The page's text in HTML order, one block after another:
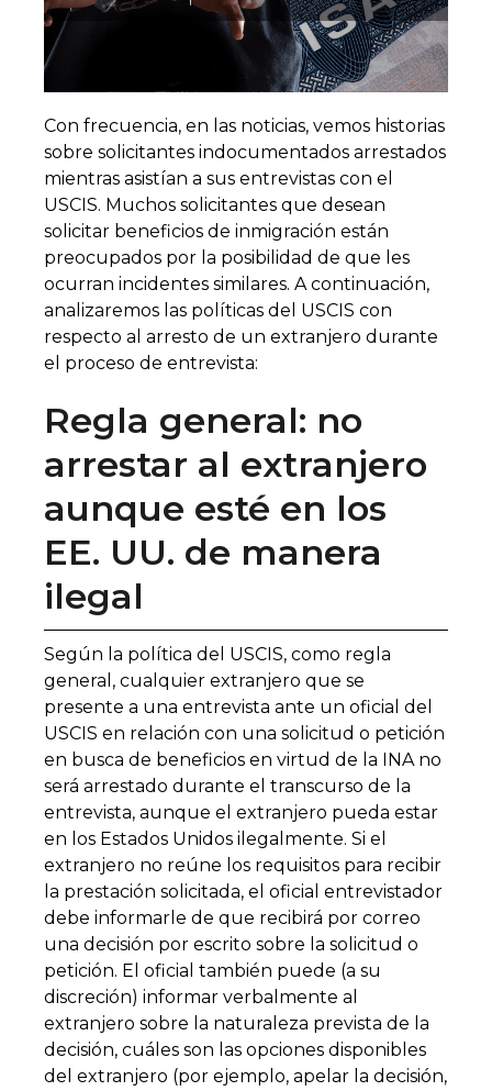
Con frecuencia, en las noticias, vemos historias
sobre solicitantes indocumentados arrestados
mientras asistían a sus entrevistas con el
USCIS. Muchos solicitantes que desean
solicitar beneficios de inmigración están
preocupados por la posibilidad de que les
ocurran incidentes similares. A continuación,
analizaremos las políticas del USCIS con
respecto al arresto de un extranjero durante
el proceso de entrevista:
Regla general: no
arrestar al extranjero
aunque esté en los
EE. UU. de manera
ilegal
Según la política del USCIS, como regla
general, cualquier extranjero que se
presente a una entrevista ante un oficial del
USCIS en relación con una solicitud o petición
en busca de beneficios en virtud de la INA no
será arrestado durante el transcurso de la
entrevista, aunque el extranjero pueda estar
en los Estados Unidos ilegalmente. Si el
extranjero no reúne los requisitos para recibir
la prestación solicitada, el oficial entrevistador
debe informarle de que recibirá por correo
una decisión por escrito sobre la solicitud o
petición. El oficial también puede (a su
discreción) informar verbalmente al
extranjero sobre la naturaleza prevista de la
decisión, cuáles son las opciones disponibles
del extranjero (por ejemplo, apelar la decisión,